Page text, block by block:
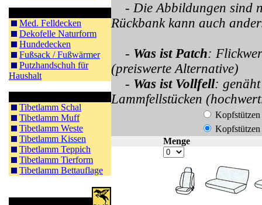
Med. Felldecken
Dekofelle Naturform
Hundedecken
Fußsack / Fußwärmer
Putzhandschuh für
Haushalt
Tibetlamm Schal
Tibetlamm Muff
Tibetlamm Weste
Tibetlamm Kissen
Tibetlamm Teppich
Tibetlamm Tierform
Tibetlamm Bettauflage
- Die Abbildungen sind
Rückbank kann auch
- Was ist Patch:
(preiswerte Alternative)
- Was ist Vollfell:
Lammfellstücken
Menge